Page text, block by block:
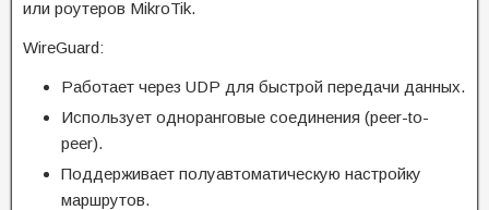
или роутеров MikroTik.
WireGuard:
Работает через UDP для быстрой передачи данных.
Использует одноранговые соединения (peer-to-
peer).
Поддерживает полуавтоматическую настройку
маршрутов.